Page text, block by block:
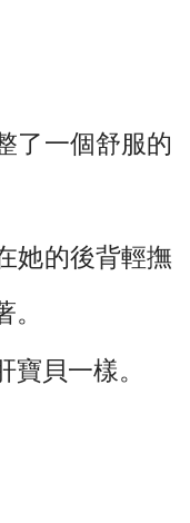
一個舒服的
的後背輕撫
貝一樣。